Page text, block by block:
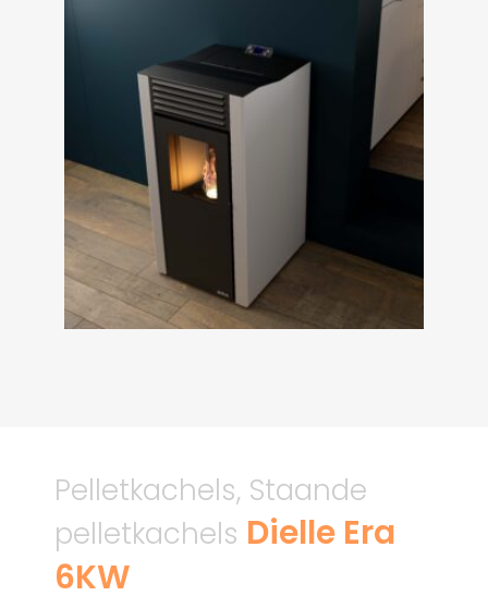
Pelletkachels, Staande
pelletkachels Dielle Era
6KW